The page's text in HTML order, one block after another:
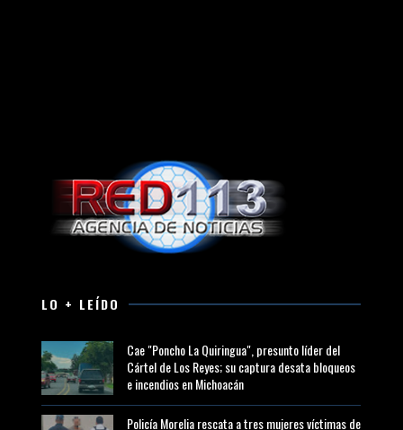
LO + LEÍDO
Cae "Poncho La Quiringua", presunto líder del
Cártel de Los Reyes; su captura desata bloqueos
e incendios en Michoacán
Policía Morelia rescata a tres mujeres víctimas de